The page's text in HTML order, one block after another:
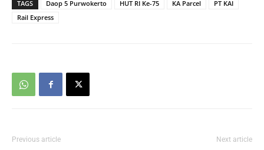
TAGS Daop 5 Purwokerto HUT RI Ke-75 KA Parcel
PT KAI
Rail Express
Previous article Next article